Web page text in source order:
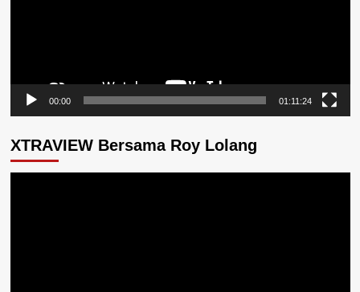
00:00 01:11:24
XTRAVIEW Bersama Roy Lolang